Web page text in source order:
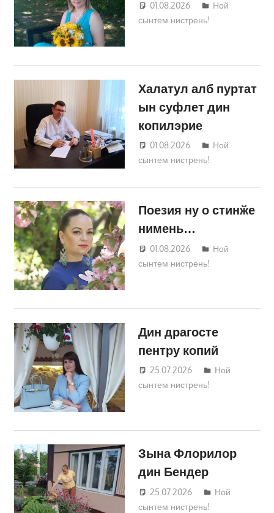
01.08.2026
Татьяна
Трифонова
Ной
сынтем нистрень!
Халатул алб пуртат
ын суфлет дин
копилэрие
01.08.2026
Татьяна
Трифонова
Ной
сынтем нистрень!
Поезия ну о стинӂе
нимень…
01.08.2026
Татьяна
Трифонова
Ной
сынтем нистрень!
Дин драгосте
пентру копий
25.07.2026
Татьяна
Трифонова
Ной
сынтем нистрень!
Зына Флорилор
дин Бендер
25.07.2026
Татьяна
Трифонова
Ной
сынтем нистрень!